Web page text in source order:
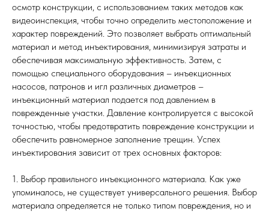
осмотр конструкции, с использованием таких методов как
видеоинспекция, чтобы точно определить местоположение и
характер повреждений. Это позволяет выбрать оптимальный
материал и метод инъектирования, минимизируя затраты и
обеспечивая максимальную эффективность. Затем, с
помощью специального оборудования – инъекционных
насосов, патронов и игл различных диаметров –
инъекционный материал подается под давлением в
поврежденные участки. Давление контролируется с высокой
точностью, чтобы предотвратить повреждение конструкции и
обеспечить равномерное заполнение трещин. Успех
инъектирования зависит от трех основных факторов:
1. Выбор правильного инъекционного материала. Как уже
упоминалось, не существует универсального решения. Выбор
материала определяется не только типом повреждения, но и